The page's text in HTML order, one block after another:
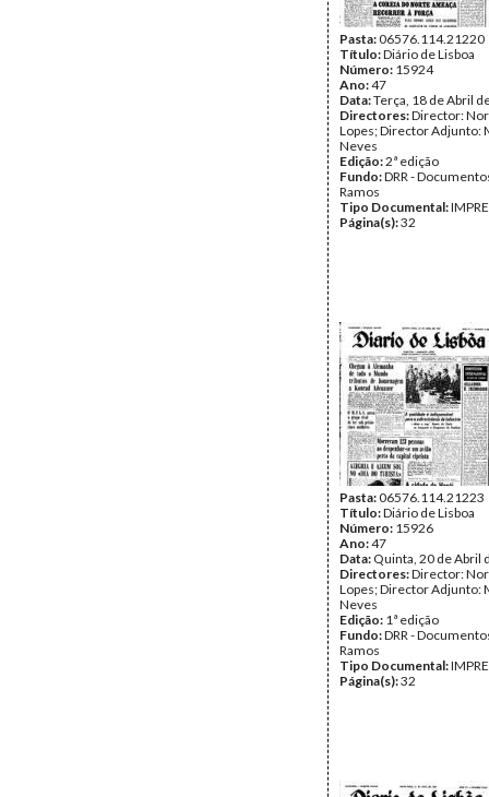
Pasta:06576.114.21220
Título:Diário de Lisboa
Número: 15924
Ano:47
Data:Terça, 18 de Abril
Directores:Director:
Lopes; Director Adjunto:
Neves
Edição:2ª edição
Fundo:DRR -
Ramos
Tipo Documental:
Página(s):32
Pasta:06576.114.21223
Título:Diário de Lisboa
Número: 15926
Ano:47
Data: Quinta, 20 de Abril
Directores:Director:
Lopes; Director Adjunto:
Neves
Edição: 1ª edição
Fundo:DRR -
Ramos
Tipo Documental:
Página(s):32